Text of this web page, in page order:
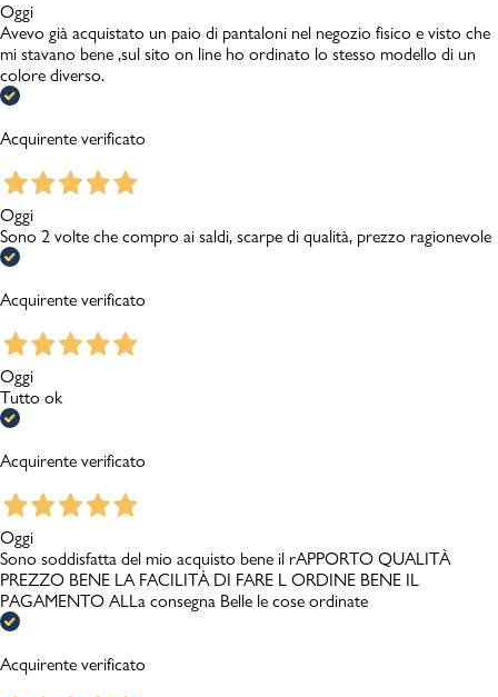
Oggi
Avevo già acquistato un paio di pantaloni nel negozio fisico e visto che
mi stavano bene ,sul sito on line ho ordinato lo stesso modello di un
colore diverso.
Acquirente verificato
Oggi
Sono 2 volte che compro ai saldi, scarpe di qualità, prezzo ragionevole
Acquirente verificato
Oggi
Tutto ok
Acquirente verificato
Oggi
Sono soddisfatta del mio acquisto bene il rAPPORTO QUALITÀ
PREZZO BENE LA FACILITÀ DI FARE L ORDINE BENE IL
PAGAMENTO ALLa consegna Belle le cose ordinate
Acquirente verificato